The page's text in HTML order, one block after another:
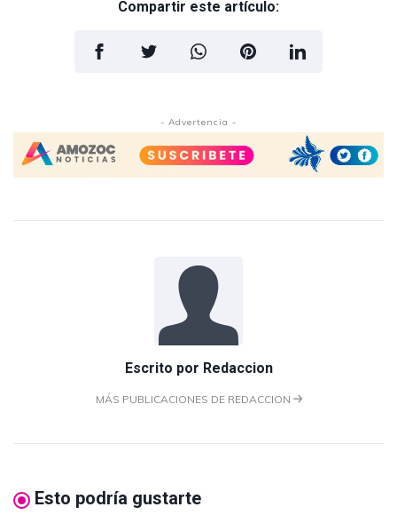
Compartir este artículo:
- Advertencia -
Escrito por Redaccion
MÁS PUBLICACIONES DE REDACCION
Esto podría gustarte